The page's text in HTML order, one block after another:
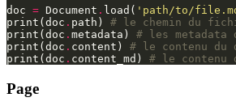
doc = Document . load ( 'path/to/
print ( doc . path )
# le chemin du
print ( doc . metadata )
# les metadata
print ( doc . content )
# le contenu du
print ( doc . content_md ) # le contenu
Page